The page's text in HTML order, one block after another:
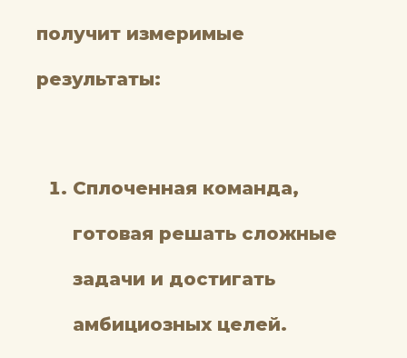
получит измеримые
результаты:
Сплоченная команда,
готовая решать сложные
задачи и достигать
амбициозных целей.